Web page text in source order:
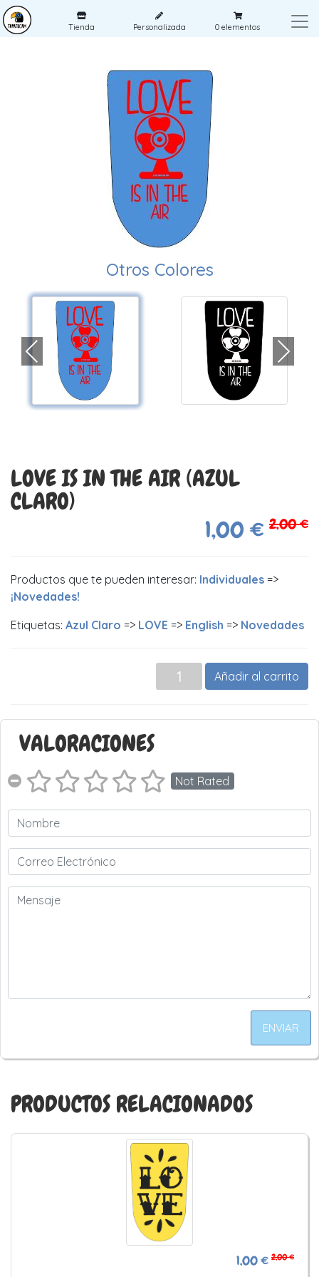
Tienda Personalizada 0 elementos
Otros Colores
LOVE IS IN THE AIR (AZUL
CLARO)
1,00 € 2,00 €
Productos que te pueden interesar: Individuales =>
¡Novedades!
Etiquetas: Azul Claro => LOVE => English => Novedades
Añadir al carrito
VALORACIONES
Not Rated
ENVIAR
PRODUCTOS RELACIONADOS
1,00 € 2,00 €